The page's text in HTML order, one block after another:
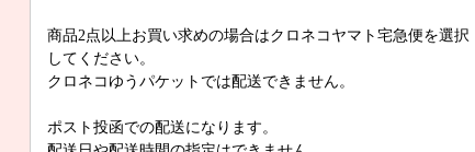
商品2点以上お買い求めの場合はクロネコヤマト宅急便を選択
してください。
クロネコゆうパケットでは配送できません。
ポスト投函での配送になります。